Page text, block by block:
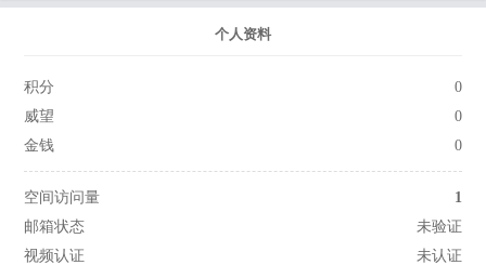
个人资料
积分
0
威望
0
金钱
0
空间访问量
1
邮箱状态
未验证
视频认证
未认证